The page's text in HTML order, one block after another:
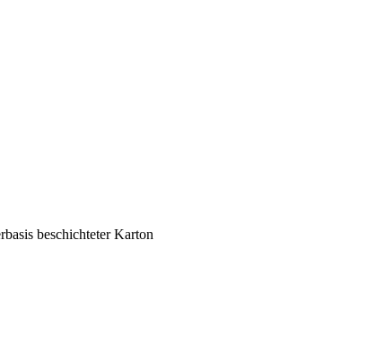
beschichteter Karton